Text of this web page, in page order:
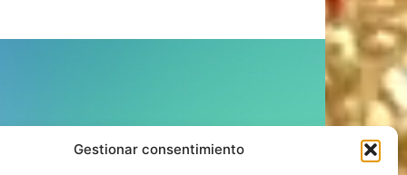
Gestionar consentimiento